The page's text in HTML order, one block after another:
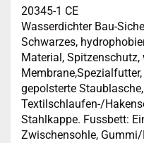
20345-1 CE
Wasserdichter Bau-
Schwarzes,
Material, Spitzenschutz,
gepolsterte
Textilschlaufen-/
Stahlkappe. Fussbett:
Zwischensohle,